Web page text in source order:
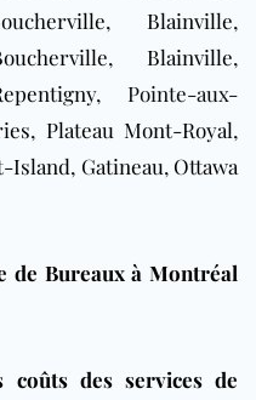
, Blainville,
, Blainville,
, Pointe-aux-
, Plateau Mont-Royal,
Island, Gatineau, Ottawa
de Bureaux à Montréal
coûts des services de